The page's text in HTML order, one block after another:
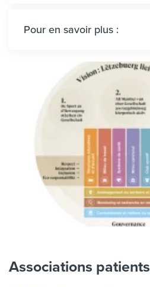
Pour en savoir plus :
Associations patients